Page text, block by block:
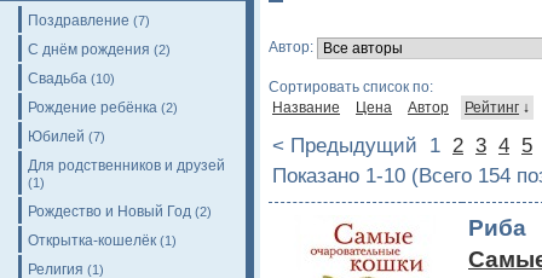
Поздравление (7)
С днём рождения (2)
Свадьба (10)
Рождение ребёнка (2)
Юбилей (7)
Для родственников и друзей
(1)
Рождество и Новый Год (2)
Открытка-кошелёк (1)
Религия (1)
Автор:
Сортировать список по:
Название
Цена Автор Рейтинг ↓
< Предыдущий 1 2 3 4 5
Показано 1-10 (Всего 154
Риба